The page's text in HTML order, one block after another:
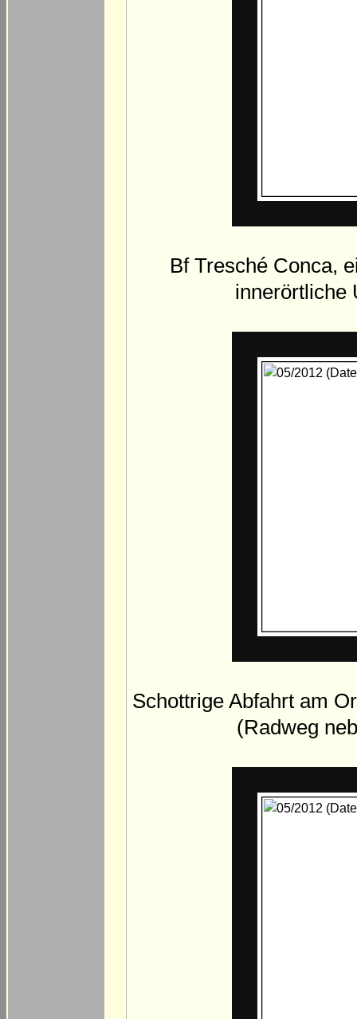
Bf Tresché Conca,
innerörtliche
Schottrige Abfahrt am
(Radweg